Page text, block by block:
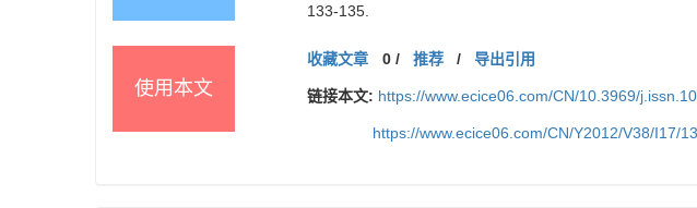
133-135.
使用本文
收藏文章 0/ 推荐 /导出引用
链接本文: https://www.ecice06.com/CN/10.3969/
https://www.ecice06.com/CN/Y2012/V38/I17/